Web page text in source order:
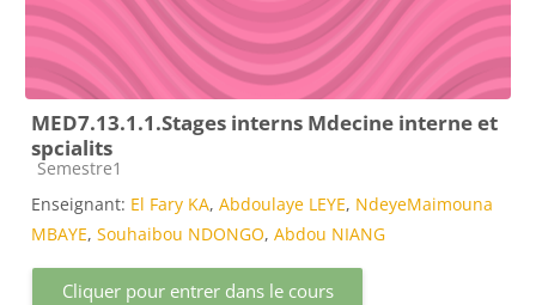
MED7.13.1.1.Stages interns Mdecine interne et
spcialits
Catégorie de cours
Semestre1
Enseignant: El Fary KA, Abdoulaye LEYE, NdeyeMaimouna
MBAYE, Souhaibou NDONGO, Abdou NIANG
Cliquer pour entrer dans le cours